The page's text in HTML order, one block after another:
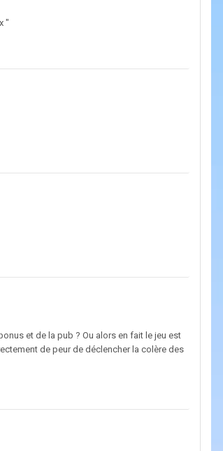
"
et de la pub ? Ou alors en fait le jeu est
de peur de déclencher la colère des